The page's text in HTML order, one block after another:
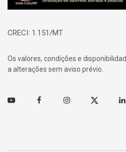
CRECI: 1.151/MT
Os valores, condições e
a alterações sem aviso prévio.
Youtube FacebookInstagramTwitter